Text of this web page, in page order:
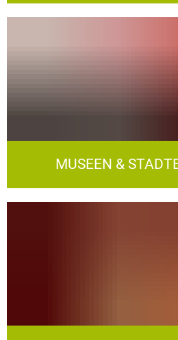
MUSEEN &